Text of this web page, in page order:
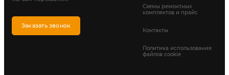
Заказать звонок
Схемы ремонтных
комплектов и прайс
Контакты
Политика использования
файлов cookie